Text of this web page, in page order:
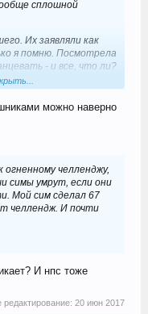
сплошной
Их заявляли как
я помню. Посмотрела
- и все, что ли?
можно наверно
челленджу,
симы умрут, если они
Мой сим сделал 67
челлендж. И почти
И нпс тоже
редактирование:20 июн 2017